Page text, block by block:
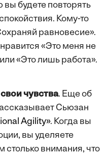
будете повторять
Кому-то
равновесие».
«Это меня не
«Это лишь работа».
чувства. Еще об
Сьюзан
Agility». Когда вы
вы уделяете
внимания, что